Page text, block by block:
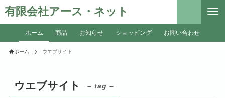
有限会社アース・ネット
ホーム 商品 お知らせ ショッピング お問い合わせ
ホーム ウエブサイト
ウエブサイト – tag –